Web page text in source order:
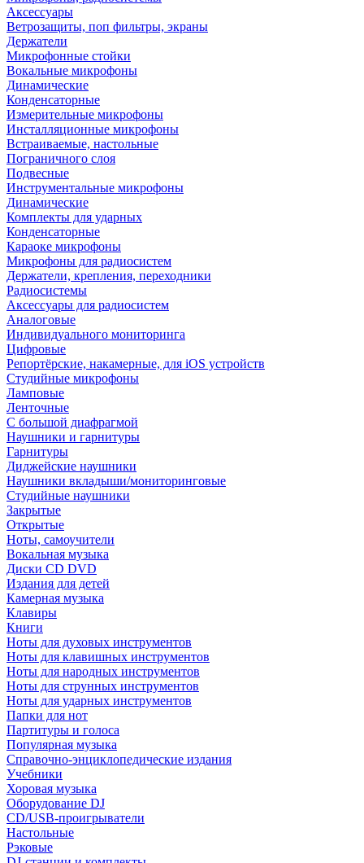
Аксессуары
Ветрозащиты, поп фильтры, экраны
Держатели
Микрофонные стойки
Вокальные микрофоны
Динамические
Конденсаторные
Измерительные микрофоны
Инсталляционные микрофоны
Встраиваемые, настольные
Пограничного слоя
Подвесные
Инструментальные микрофоны
Динамические
Комплекты для ударных
Конденсаторные
Караоке микрофоны
Микрофоны для радиосистем
Держатели, крепления, переходники
Радиосистемы
Аксессуары для радиосистем
Аналоговые
Индивидуального мониторинга
Цифровые
Репортёрские, накамерные, для iOS устройств
Студийные микрофоны
Ламповые
Ленточные
С большой диафрагмой
Наушники и гарнитуры
Гарнитуры
Диджейские наушники
Наушники вкладыши/мониторинговые
Студийные наушники
Закрытые
Открытые
Ноты, самоучители
Вокальная музыка
Диски CD DVD
Издания для детей
Камерная музыка
Клавиры
Книги
Ноты для духовых инструментов
Ноты для клавишных инструментов
Ноты для народных инструментов
Ноты для струнных инструментов
Ноты для ударных инструментов
Папки для нот
Партитуры и голоса
Популярная музыка
Справочно-энциклопедические издания
Учебники
Хоровая музыка
Оборудование DJ
CD/USB-проигрыватели
Настольные
Рэковые